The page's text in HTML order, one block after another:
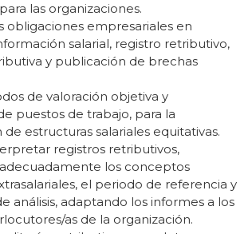
las organizaciones.
obligaciones empresariales en
salarial, registro retributivo,
y publicación de brechas
de valoración objetiva y
puestos de trabajo, para la
estructuras salariales equitativas.
registros retributivos,
los conceptos
el periodo de referencia y
análisis, adaptando los informes a los
as de la organización.